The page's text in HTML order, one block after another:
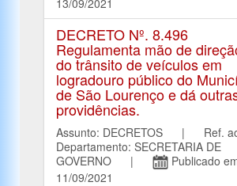
DECRETO Nº. 8.496
Regulamenta mão de
do trânsito de veículos em
logradouro público do
de São Lourenço e dá
providências.
Assunto: DECRETOS | Ref.
Departamento: SECRETARIA DE
GOVERNO |
Publicado
11/09/2021